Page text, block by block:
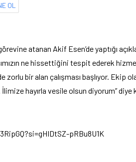
OL
atanan Akif Esen’de yaptığı
ne hissettiğini tespit ederek
zorlu bir alan çalışması başlıyor. Ekip
İlimize hayırla vesile olsun diyorum”
pRBu8U1K